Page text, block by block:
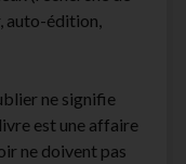
auto-édition,
ne signifie
est une affaire
ne doivent pas